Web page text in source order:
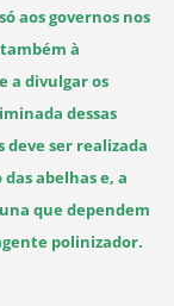
aos governos nos
à
a divulgar os
dessas
deve ser realizada
abelhas e, a
que dependem
polinizador.